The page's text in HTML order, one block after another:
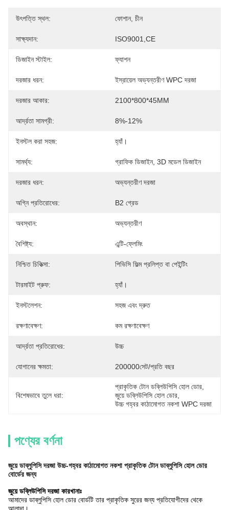
উৎপত্তি স্থল: ফোশান, চীন
সাক্ষ্যদান: ISO9001,CE
ডিজাইন স্টাইল: ফ্যাশন
দরজার ধরন: ইস্রায়েল অভ্যন্তরীণ WPC দরজা
দরজার আকার: 2100*800*45MM
আর্দ্রতা সামগ্রী: 8%-12%
ইনস্টল করা সহজ: হ্যাঁ।
সামর্থ্য: গ্রাফিক ডিজাইন, 3D মডেল ডিজাইন
দরজার ধরন: অভ্যন্তরীণ দরজা
অগ্নি প্রতিরোধের: B2 গ্রেড
অবস্থান: অভ্যন্তরীণ
বৈশিষ্ট্য: এন্টি-ফ্লেমিং
নিশ্চিত চিকিত্সা: পিভিসি ফিল্ম প্রলিপ্ত বা পেইন্টিং
টারমাইট প্রুফ: হ্যাঁ।
ইনস্টলেশন: সহজ এবং দ্রুত
রক্ষণাবেক্ষণ: কম রক্ষণাবেক্ষণ
আর্দ্রতা প্রতিরোধের: উচ্চ
যোগানের ক্ষমতা: 200000সেট/প্রতি বছর
বিশেষভাবে তুলে ধরা:
প্রাকৃতিক টোন ডব্লিউপিসি হোল ডোর
জুয়ে ডব্লিউপিসি হোল ডোর
উচ্চ গহ্বর কাঠামোগত নকশা WPC দরজা
পণ্যের বর্ণনা
জুয়ে ডাব্লুপিসি দরজা উচ্চ-গহ্বর কাঠামোগত নকশা প্রাকৃতিক টোন ডাব্লুপিসি হোল ডোর
বোর্ডের জন্য
জুয়ে ডব্লিউপিসি দরজা কারখানাঃ
আমাদের ডাব্লুপিসি হোল ডোর বোর্ডটি তার প্রাকৃতিক সুরের জন্য প্রতিযোগীদের থেকে